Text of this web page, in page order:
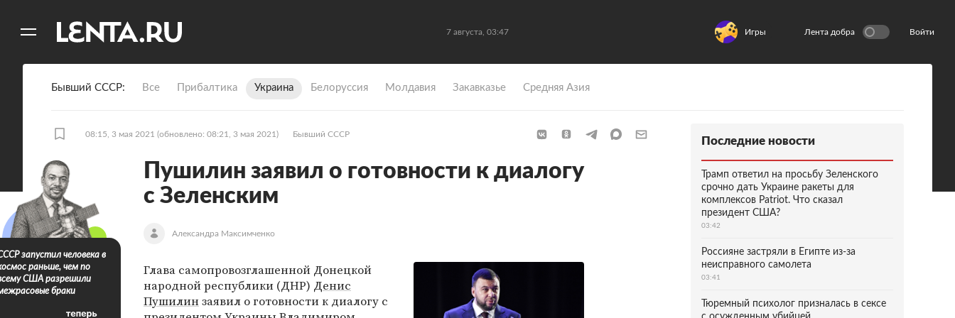
7 августа, 03:47 Игры Лента добра Войти
Бывший СССР Все Прибалтика Украина Белоруссия Молдавия Закавказье Средняя Азия
08:15, 3 мая 2021 (обновлено: 08:21, 3 мая 2021) Бывший СССР
Пушилин заявил о готовности к диалогу
с Зеленским
Александра Максимченко
Глава самопровозглашенной Донецкой
народной республики (ДНР) Денис
Пушилинзаявил о готовности к диалогу с
запустил человека в
раньше, чем по
США разрешили
браки
Последние новости
Трамп ответил на просьбу Зеленского
срочно дать Украине ракеты для
комплексов Patriot. Что сказал
президент США?
03:42
Россияне застряли в Египте из-за
неисправного самолета
03:41
Тюремный психолог призналась в сексе